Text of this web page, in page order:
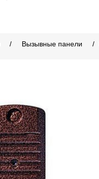
/ Вызывные панели /